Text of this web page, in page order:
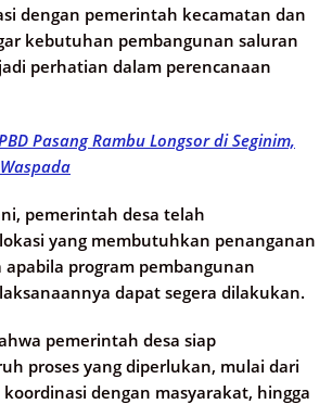
dengan pemerintah kecamatan dan
kebutuhan pembangunan saluran
perhatian dalam perencanaan
Pasang Rambu Longsor di Seginim,
pemerintah desa telah
yang membutuhkan penanganan
apabila program pembangunan
dapat segera dilakukan.
pemerintah desa siap
proses yang diperlukan, mulai dari
dengan masyarakat, hingga